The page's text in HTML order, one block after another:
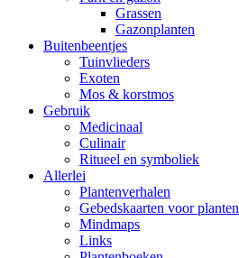
Grassen
Gazonplanten
Buitenbeentjes
Tuinvlieders
Exoten
Mos & korstmos
Gebruik
Medicinaal
Culinair
Ritueel en symboliek
Allerlei
Plantenverhalen
Gebedskaarten voor planten
Mindmaps
Links